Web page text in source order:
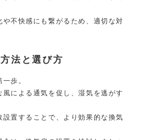
や不快感にも繋がるため、適切な対
法と選び方
歩。
風による通気を促し、湿気を逃がす
設置することで、より効果的な換気